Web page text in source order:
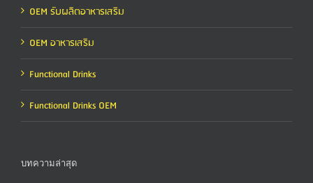
OEM รับผลิตอาหารเสริม
OEM อาหารเสริม
Functional Drinks
Functional Drinks OEM
บทความล่าสุด